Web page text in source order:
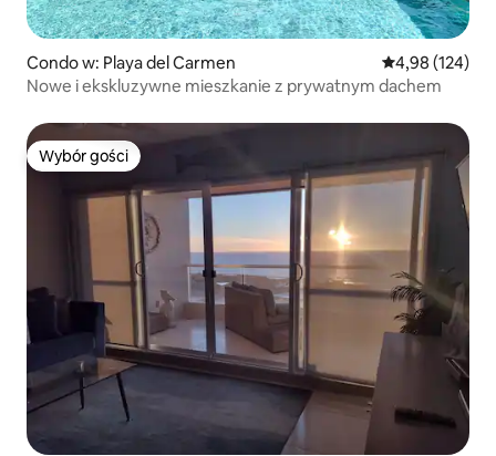
Condo w: Playa del Carmen Średnia
4,98 (124)
Nowe i ekskluzywne mieszkanie z prywatnym dachem
Wybór gości
Wybór gości